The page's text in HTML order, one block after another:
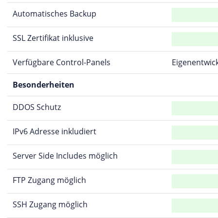
Automatisches Backup
SSL Zertifikat inklusive
Verfügbare Control-Panels
Besonderheiten
DDOS Schutz
IPv6 Adresse inkludiert
Server Side Includes möglich
FTP Zugang möglich
SSH Zugang möglich